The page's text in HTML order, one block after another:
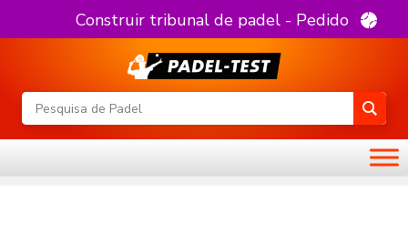
Construir tribunal de padel - Pedido